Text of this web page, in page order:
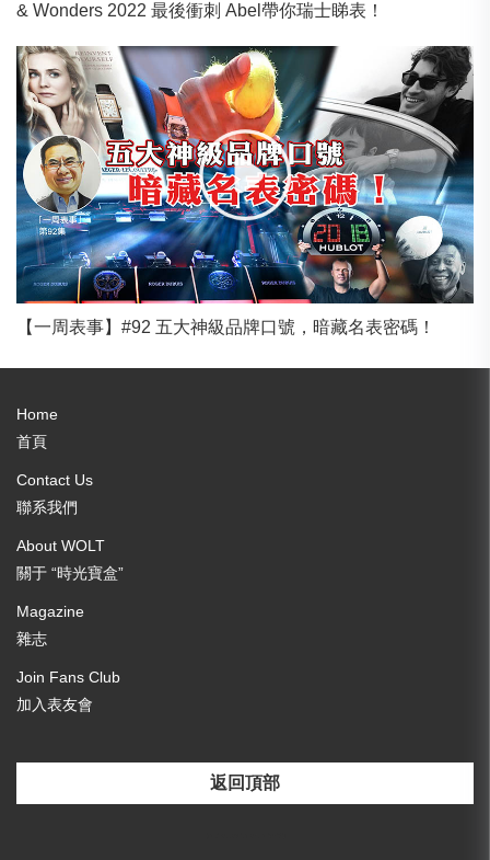
& Wonders 2022 最後衝刺 Abel帶你瑞士睇表！
【一周表事】#92 五大神級品牌口號，暗藏名表密碼！
Home
首頁
Contact Us
聯系我們
About WOLT
關于 “時光寶盒”
Magazine
雜志
Join Fans Club
加入表友會
返回頂部